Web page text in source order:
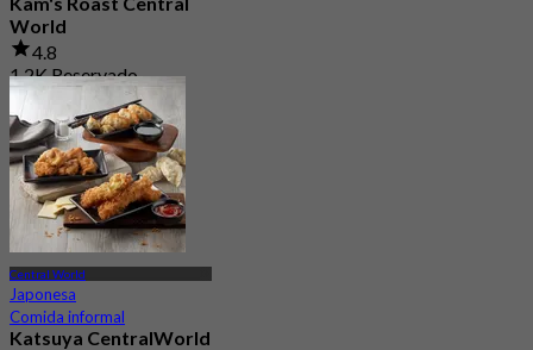
World
4.8
1.2K Reservado
Desde
Central World
Japonesa
Comida informal
Katsuya CentralWorld